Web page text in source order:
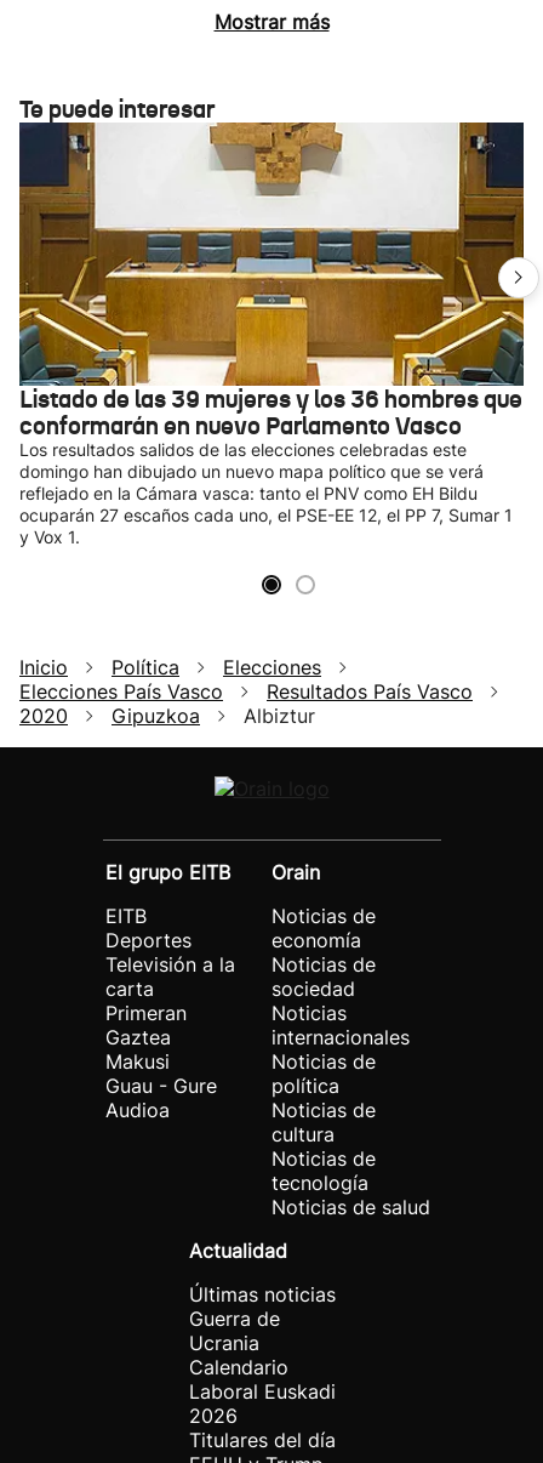
Mostrar más
Te puede interesar
Listado de las 39 mujeres y los 36 hombres que
conformarán en nuevo Parlamento Vasco
Los resultados salidos de las elecciones celebradas este
domingo han dibujado un nuevo mapa político que se verá
reflejado en la Cámara vasca: tanto el PNV como EH Bildu
ocuparán 27 escaños cada uno, el PSE-EE 12, el PP 7, Sumar 1
y Vox 1.
Inicio Política
Elecciones
Elecciones País Vasco
Resultados País Vasco
2020
Gipuzkoa Albiztur
El grupo EITB
EITB
Deportes
Televisión a la
carta
Primeran
Gaztea
Makusi
Guau - Gure
Audioa
Orain
Noticias de
economía
Noticias de
sociedad
Noticias
internacionales
Noticias de
política
Noticias de
cultura
Noticias de
tecnología
Noticias de salud
Actualidad
Últimas noticias
Guerra de
Ucrania
Calendario
Laboral Euskadi
2026
Titulares del día